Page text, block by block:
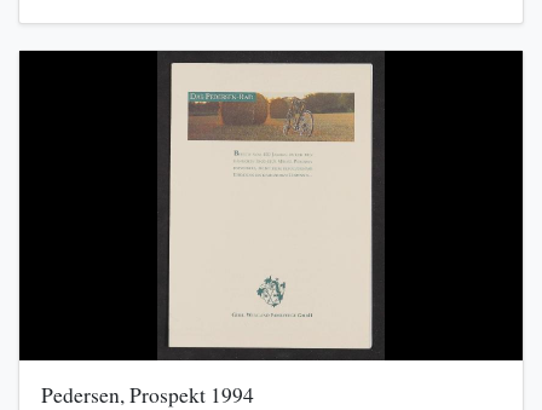
Pedersen, Prospekt 1994